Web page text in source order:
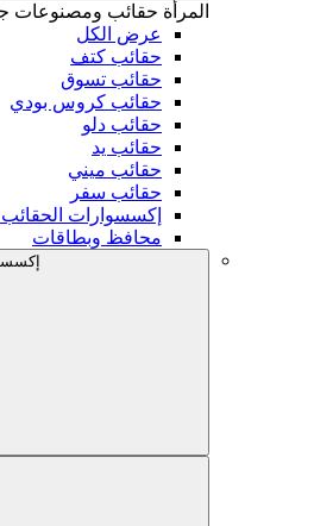
المرأة حقائب ومصنوعات
عرض الكل
حقائب كتف
حقائب تسوق
حقائب كروس بودي
حقائب دلو
حقائب يد
حقائب ميني
حقائب سفر
إكسسوارات
محافظ وبطاقات